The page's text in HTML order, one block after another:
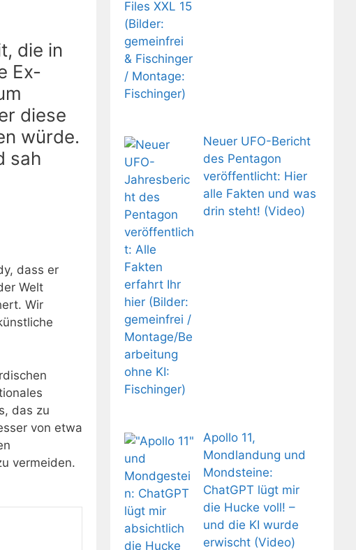
die in
Ex-
diese
würde.
sah
dass er
Welt
Wir
das zu
von etwa
vermeiden.
Neuer UFO-Bericht
des Pentagon
veröffentlicht: Hier
alle Fakten und was
drin steht! (Video)
Apollo 11,
Mondlandung und
Mondsteine:
ChatGPT lügt mir
die Hucke voll! –
und die KI wurde
erwischt (Video)